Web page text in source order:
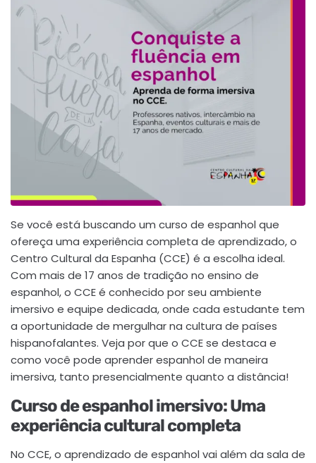
Se você está buscando um curso de espanhol que
ofereça uma experiência completa de aprendizado, o
Centro Cultural da Espanha (CCE) é a escolha ideal.
Com mais de 17 anos de tradição no ensino de
espanhol, o CCE é conhecido por seu ambiente
imersivo e equipe dedicada, onde cada estudante tem
a oportunidade de mergulhar na cultura de países
hispanofalantes. Veja por que o CCE se destaca e
como você pode aprender espanhol de maneira
imersiva, tanto presencialmente quanto a distância!
Curso de espanhol imersivo: Uma
experiência cultural completa
No CCE, o aprendizado de espanhol vai além da sala de